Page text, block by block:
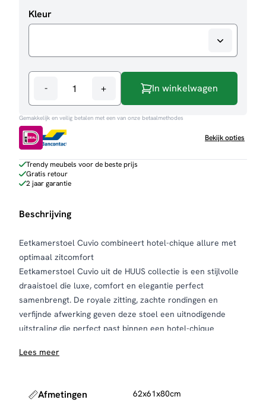
Kleur
-
Eetkamerstoel
Cuvio
aantal
+ In winkelwagen
Gemakkelijk en veilig betalen met een van onze betaalmethodes
Bekijk opties
Trendy meubels voor de beste prijs
Gratis retour
2 jaar garantie
Beschrijving
Eetkamerstoel Cuvio combineert hotel-chique allure met
optimaal zitcomfort
Eetkamerstoel Cuvio uit de HUUS collectie is een stijlvolle
draaistoel die luxe, comfort en elegantie perfect
samenbrengt. De royale zitting, zachte rondingen en
verfijnde afwerking geven deze stoel een uitnodigende
uitstraling die perfect past binnen een hotel-chique
De stoel is bekleed met een hoogwaardige, zachte stof die
subtiele kleurnuances vormt Cuvio een stijlvolle toevoeging
Lees meer
Afmetingen 62x61x80cm